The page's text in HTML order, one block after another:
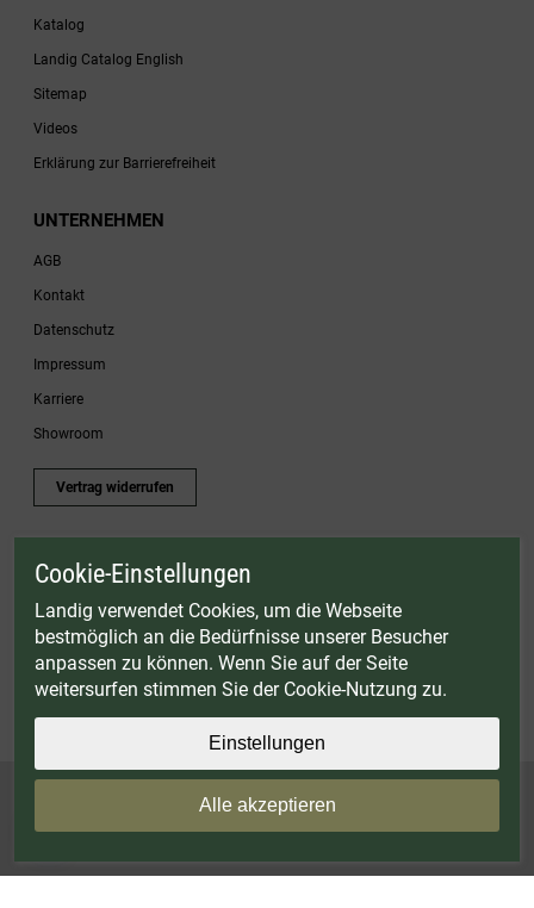
Katalog
Landig Catalog English
Sitemap
Videos
Erklärung zur Barrierefreiheit
UNTERNEHMEN
AGB
Kontakt
Datenschutz
Impressum
Karriere
Showroom
Vertrag widerrufen
* Gültig bis einschließlich 17.08.2026. Keine Barauszahlung möglich. Nicht mit
Zubehörartikel. Nicht einlösbar auf bereits rabattierte Sets.
© Landig 1982-2026 (44 Jahre Qualität)
Alle Preise inkl. gesetzl. Mehrwertsteuer, zuzüglich Versandkosten
Weitere Marken oder Shops der Landig + Lava GmbH & Co. KG: LAVA - Vakuumiergeräte
DRY AGER - Reifeschränke|VIESSMANN - Kühlzellen
Cookie-Einstellungen
Landig verwendet Cookies, um die Webseite
bestmöglich an die Bedürfnisse unserer Besucher
anpassen zu können. Wenn Sie auf der Seite
weitersurfen stimmen Sie der Cookie-Nutzung zu.
Einstellungen
Alle akzeptieren